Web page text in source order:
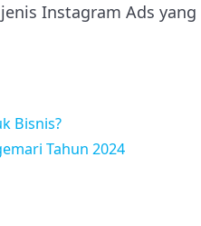
Instagram Ads
Bisnis?
Tahun 2024